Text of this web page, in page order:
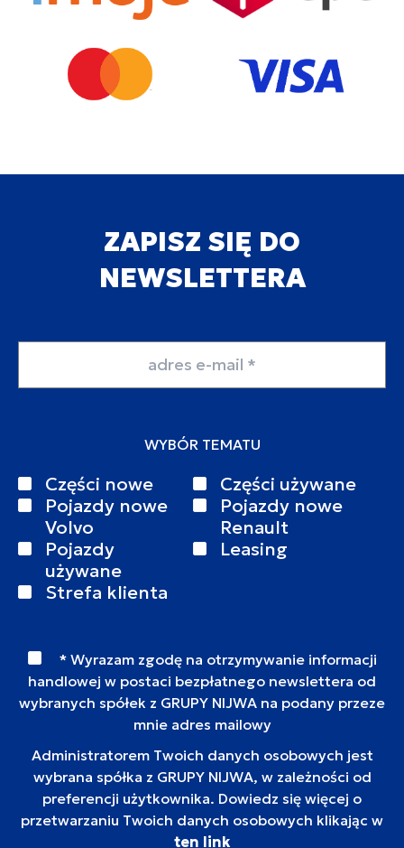
ZAPISZ SIĘ DO
NEWSLETTERA
WYBÓR TEMATU
Części nowe
Części używane
Pojazdy nowe
Volvo
Pojazdy nowe
Renault
Pojazdy
używane
Leasing
Strefa klienta
* Wyrazam zgodę na otrzymywanie informacji
handlowej w postaci bezpłatnego newslettera od
wybranych spółek z GRUPY NIJWA na podany przeze
mnie adres mailowy
Administratorem Twoich danych osobowych jest
wybrana spółka z GRUPY NIJWA, w zależności od
preferencji użytkownika. Dowiedz się więcej o
przetwarzaniu Twoich danych osobowych klikając w
ten link